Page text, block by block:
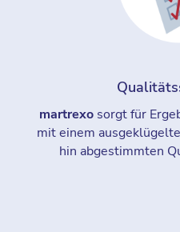
martrexo sorgt für
mit einem
hin abgestimmten